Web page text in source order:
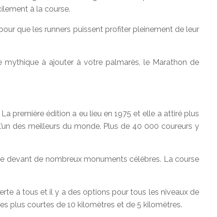
à la course.
que les runners puissent profiter pleinement de leur
mythique à ajouter à votre palmarès, le Marathon de
première édition a eu lieu en 1975 et elle a attiré plus
des meilleurs du monde. Plus de 40 000 coureurs y
devant de nombreux monuments célèbres. La course
à tous et il y a des options pour tous les niveaux de
plus courtes de 10 kilomètres et de 5 kilomètres.